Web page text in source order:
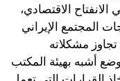
الاقتصادي،
المجتمع الإيراني
مشكلاته
وضع أشبه بهيئة المكتب